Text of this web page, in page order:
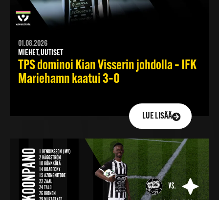
01.08.2026
MIEHET, UUTISET
TPS dominoi Kian Visserin johdolla – IFK
Mariehamn kaatui 3–0
LUE LISÄÄ